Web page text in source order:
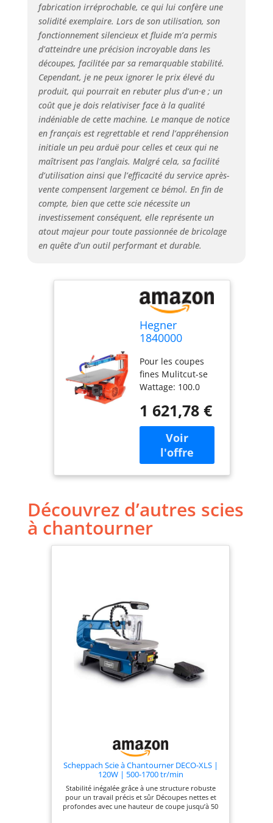
fabrication irréprochable, ce qui lui confère une
solidité exemplaire. Lors de son utilisation, son
fonctionnement silencieux et fluide m’a permis
d’atteindre une précision incroyable dans les
découpes, facilitée par sa remarquable stabilité.
Cependant, je ne peux ignorer le prix élevé du
produit, qui pourrait en rebuter plus d’un·e ; un
coût que je dois relativiser face à la qualité
indéniable de cette machine. Le manque de notice
en français est regrettable et rend l’appréhension
initiale un peu arduë pour celles et ceux qui ne
maîtrisent pas l’anglais. Malgré cela, sa facilité
d’utilisation ainsi que l’efficacité du service après-
vente compensent largement ce bémol. En fin de
compte, bien que cette scie nécessite un
investissement conséquent, elle représente un
atout majeur pour toute passionnée de bricolage
en quête d’un outil performant et durable.
Hegner
1840000
Scie à
chantourner
Pour les coupes
fines Mulitcut-se
Wattage: 100.0
de source
d'alimentation:
Câble électrique
1 621,78 €
Découvrez d’autres scies
à chantourner
Scheppach Scie à Chantourner DECO-XLS |
120W | 500-1700 tr/min
Stabilité inégalée grâce à une structure robuste
pour un travail précis et sûr Découpes nettes et
profondes avec une hauteur de coupe jusqu’à 50